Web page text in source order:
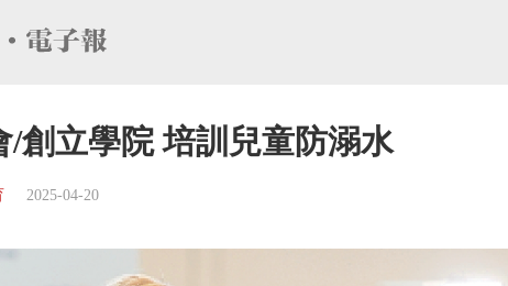
/創立學院 培訓兒童防溺水
2025-04-20